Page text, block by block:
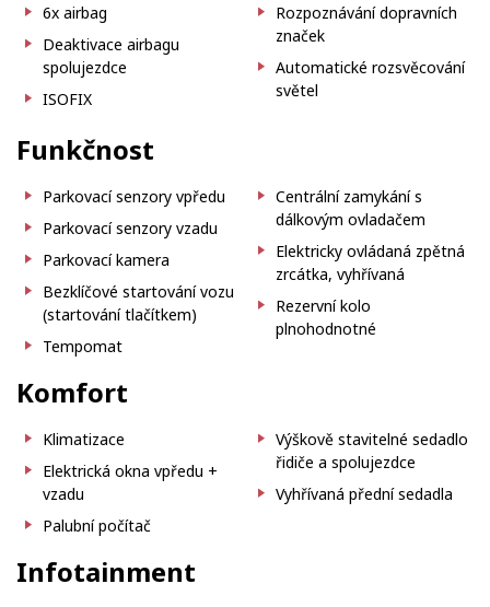
6x airbag
Deaktivace airbagu
spolujezdce
ISOFIX
Rozpoznávání dopravních
značek
Automatické rozsvěcování
světel
Funkčnost
Parkovací senzory vpředu
Parkovací senzory vzadu
Parkovací kamera
Bezklíčové startování vozu
(startování tlačítkem)
Tempomat
Centrální zamykání s
dálkovým ovladačem
Elektricky ovládaná zpětná
zrcátka, vyhřívaná
Rezervní kolo
plnohodnotné
Komfort
Klimatizace
Elektrická okna vpředu +
vzadu
Palubní počítač
Výškově stavitelné sedadlo
řidiče a spolujezdce
Vyhřívaná přední sedadla
Infotainment